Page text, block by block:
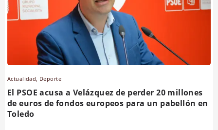
Actualidad, Deporte
El PSOE acusa a Velázquez de perder 20 millones
de euros de fondos europeos para un pabellón en
Toledo